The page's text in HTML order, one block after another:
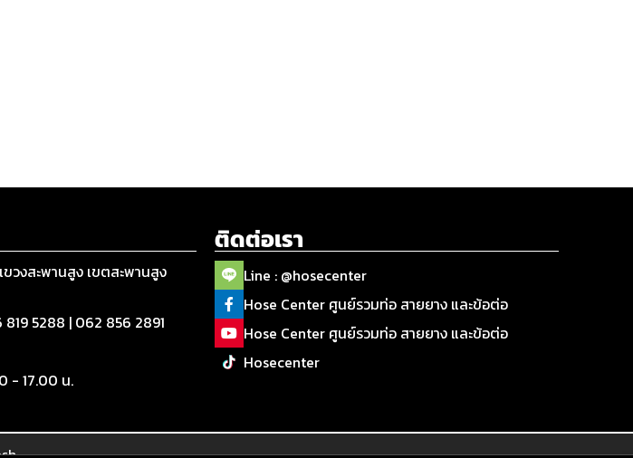
วงสะพานสูง เขตสะพานสูง
819 5288 | 062 856 2891
- 17.00 น.
ติดต่อเรา
Line : @hosecenter
Hose Center ศูนย์รวมท่อ สายยาง และข้อต่อ
Hose Center ศูนย์รวมท่อ สายยาง และข้อต่อ
Hosecenter